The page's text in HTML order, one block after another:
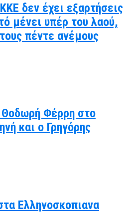
δεν έχει εξαρτήσεις
μένει υπέρ του λαού,
πέντε ανέμους
Φέρρη στο
και ο Γρηγόρης
Ελληνοσκοπιανα